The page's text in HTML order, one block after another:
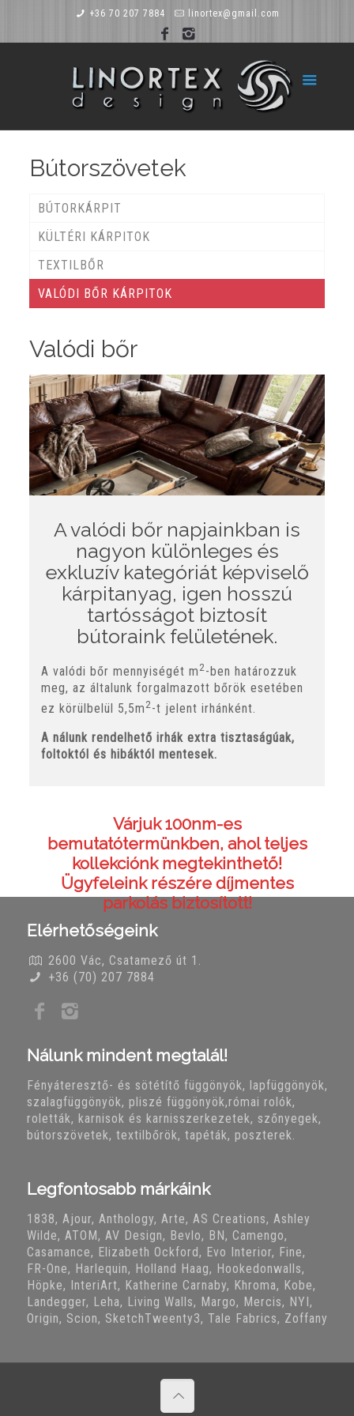
+36 70 207 7884 linortex@gmail.com
Bútorszövetek
BÚTORKÁRPIT
KÜLTÉRI KÁRPITOK
TEXTILBŐR
VALÓDI BŐR KÁRPITOK
Valódi bőr
A valódi bőr napjainkban is
nagyon különleges és
exkluzív kategóriát képviselő
kárpitanyag, igen hosszú
tartósságot biztosít
bútoraink felületének.
A valódi bőr mennyiségét m 2-ben határozzuk
meg, az általunk forgalmazott bőrök esetében
ez körülbelül 5,5m 2-t jelent irhánként.
A nálunk rendelhető irhák extra tisztaságúak,
foltoktól és hibáktól mentesek.
Várjuk 100nm-es
bemutatótermünkben, ahol teljes
kollekciónk megtekinthető!
Ügyfeleink részére díjmentes
parkolás biztosított!
Elérhetőségeink
2600 Vác, Csatamező út 1.
+36 (70) 207 7884
Nálunk mindent megtalál!
Fényáteresztő- és sötétítő függönyök, lapfüggönyök,
szalagfüggönyök, pliszé függönyök,római rolók,
roletták, karnisok és karnisszerkezetek, szőnyegek,
bútorszövetek, textilbőrök, tapéták, poszterek.
Legfontosabb márkáink
1838, Ajour, Anthology, Arte, AS Creations, Ashley
Wilde, ATOM, AV Design, Bevlo, BN, Camengo,
Casamance, Elizabeth Ockford, Evo Interior, Fine,
FR-One, Harlequin, Holland Haag, Hookedonwalls,
Höpke, InteriArt, Katherine Carnaby, Khroma, Kobe,
Landegger, Leha, Living Walls, Margo, Mercis, NYI,
Origin, Scion, SketchTweenty3, Tale Fabrics, Zoffany